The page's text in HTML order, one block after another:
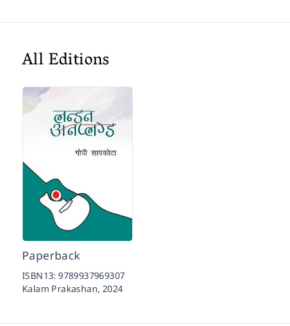
All Editions
Paperback
ISBN13:9789937969307
Kalam Prakashan, 2024